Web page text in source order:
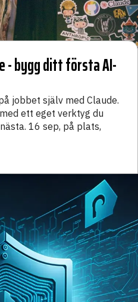
- bygg ditt första AI-
jobbet själv med Claude.
ett eget verktyg du
16 sep, på plats,